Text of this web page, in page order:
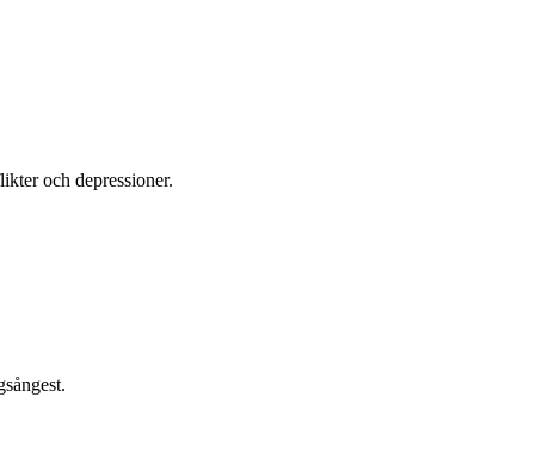
och depressioner.